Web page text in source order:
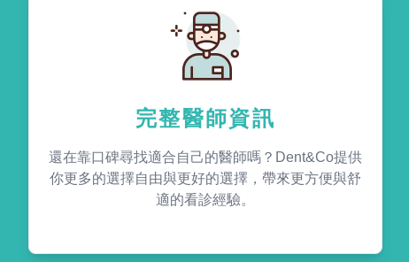
完整醫師資訊
還在靠口碑尋找適合自己的醫師嗎？Dent&Co提供
你更多的選擇自由與更好的選擇，帶來更方便與舒
適的看診經驗。